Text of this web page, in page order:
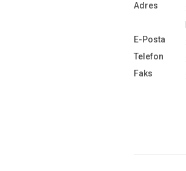
Adres
E-Posta
Telefon
Faks